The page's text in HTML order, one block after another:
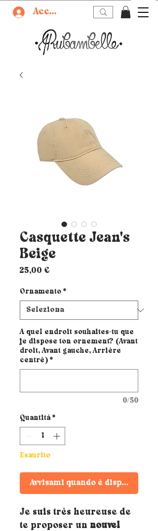
Accedi
Casquette Jean's
Beige
25,00 €
Ornamento *
A quel endroit souhaites-tu que
je dispose ton ornement? (Avant
droit, Avant gauche, Arrière
centré) *
0/50
Quantità *
Esaurito
Avvisami quando è disponibile
Je suis très heureuse de
te proposer un nouvel